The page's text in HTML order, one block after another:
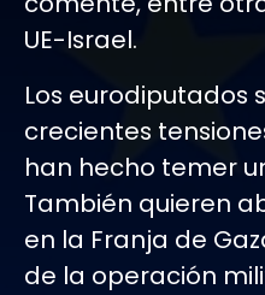
UE-Israel.
Los eurodiputados
crecientes
han hecho temer
También quieren
en la Franja de
de la operación